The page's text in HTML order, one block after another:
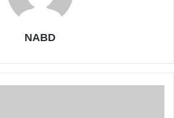
NABD